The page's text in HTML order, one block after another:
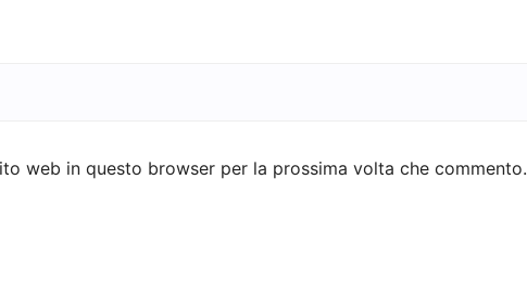
web in questo browser per la prossima volta che commento.